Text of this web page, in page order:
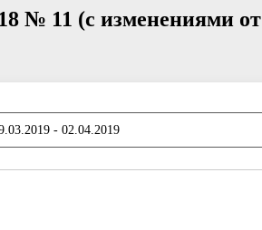
№ 11 (с изменениями от
- 02.04.2019